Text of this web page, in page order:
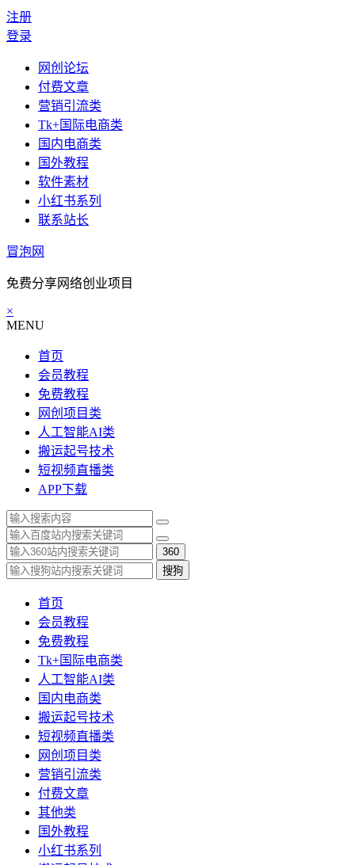
注册
登录
网创论坛
付费文章
营销引流类
Tk+国际电商类
国内电商类
国外教程
软件素材
小红书系列
联系站长
冒泡网
免费分享网络创业项目
×
MENU
首页
会员教程
免费教程
网创项目类
人工智能AI类
搬运起号技术
短视频直播类
APP下载
360
搜狗
首页
会员教程
免费教程
Tk+国际电商类
人工智能AI类
国内电商类
搬运起号技术
短视频直播类
网创项目类
营销引流类
付费文章
其他类
国外教程
小红书系列